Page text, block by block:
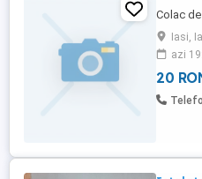
Colac
Iasi,
azi
20